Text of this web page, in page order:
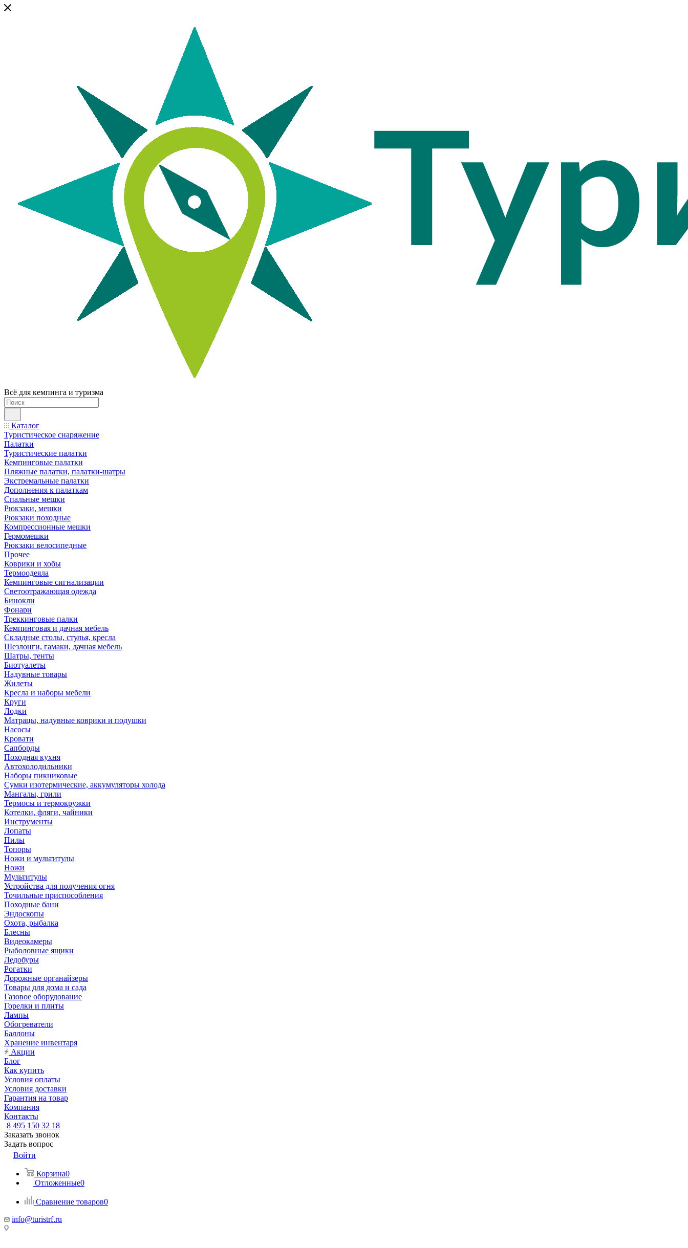
Всё для кемпинга и туризма
Каталог
Туристическое снаряжение
Палатки
Туристические палатки
Кемпинговые палатки
Пляжные палатки, палатки-шатры
Экстремальные палатки
Дополнения к палаткам
Спальные мешки
Рюкзаки, мешки
Рюкзаки походные
Компрессионные мешки
Гермомешки
Рюкзаки велосипедные
Прочее
Коврики и хобы
Термоодеяла
Кемпинговые сигнализации
Светоотражающая одежда
Бинокли
Фонари
Треккинговые палки
Кемпинговая и дачная мебель
Складные столы, стулья, кресла
Шезлонги, гамаки, дачная мебель
Шатры, тенты
Биотуалеты
Надувные товары
Жилеты
Кресла и наборы мебели
Круги
Лодки
Матрацы, надувные коврики и подушки
Насосы
Кровати
Сапборды
Походная кухня
Автохолодильники
Наборы пикниковые
Сумки изотермические, аккумуляторы холода
Мангалы, грили
Термосы и термокружки
Котелки, фляги, чайники
Инструменты
Лопаты
Пилы
Топоры
Ножи и мультитулы
Ножи
Мультитулы
Устройства для получения огня
Точильные приспособления
Походные бани
Эндоскопы
Охота, рыбалка
Блесны
Видеокамеры
Рыболовные ящики
Ледобуры
Рогатки
Дорожные органайзеры
Товары для дома и сада
Газовое оборудование
Горелки и плиты
Лампы
Обогреватели
Баллоны
Хранение инвентаря
Акции
Блог
Как купить
Условия оплаты
Условия доставки
Гарантия на товар
Компания
Контакты
8 495 150 32 18
Заказать звонок
Задать вопрос
Войти
Корзина0
Отложенные0
Сравнение товаров0
info@turistrf.ru